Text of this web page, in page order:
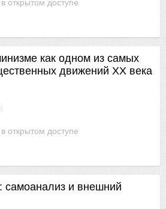
открытом доступе
открытом доступе
как одном из самых
движений ХХ века
самоанализ и внешний